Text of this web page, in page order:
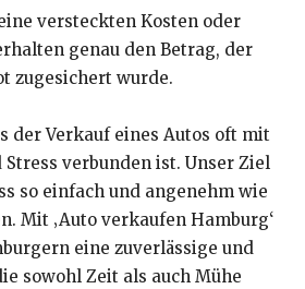
versteckten Kosten oder
genau den Betrag, der
zugesichert wurde.
der Verkauf eines Autos oft mit
verbunden ist. Unser Ziel
so einfach und angenehm wie
Mit ‚Auto verkaufen Hamburg‘
eine zuverlässige und
sowohl Zeit als auch Mühe